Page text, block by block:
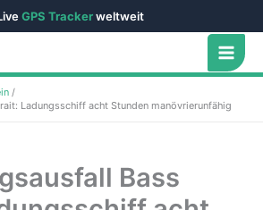
GPS Trackerweltweit
Ladungsschiff acht Stunden manövrierunfähig
Bass